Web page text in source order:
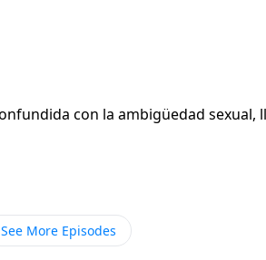
con la ambigüedad sexual,
pasó cuando Dios creó al hombre,
día.
See More Episodes